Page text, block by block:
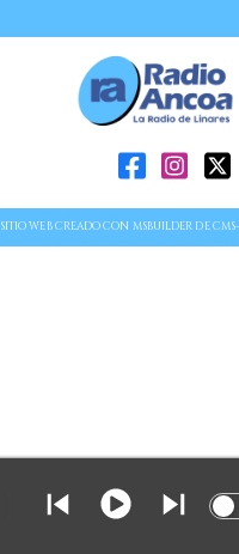
SITIO WEB CREADO CON MSBUILDER DE CMS-